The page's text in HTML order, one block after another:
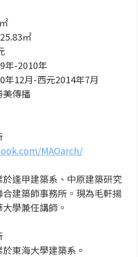
㎡
年-2010年
年12月-西元2014年7月
美傳播
MAOarch/
逢甲建築系、中原建築研究
建築師事務所。現為毛軒揚
學兼任講師。
東海大學建築系。